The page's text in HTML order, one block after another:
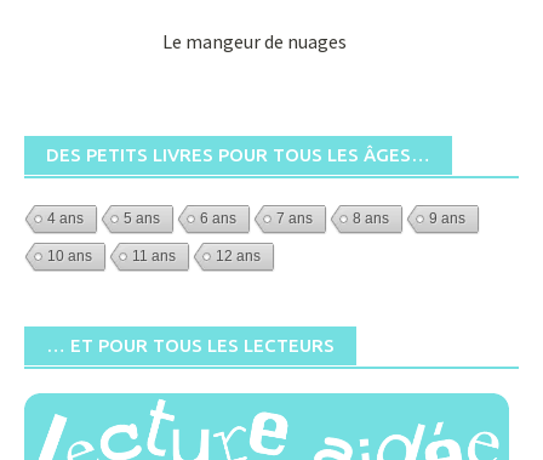
Le mangeur de nuages
DES PETITS LIVRES POUR TOUS LES ÂGES…
4 ans 5 ans 6 ans 7 ans 8 ans 9 ans
10 ans 11 ans 12 ans
… ET POUR TOUS LES LECTEURS